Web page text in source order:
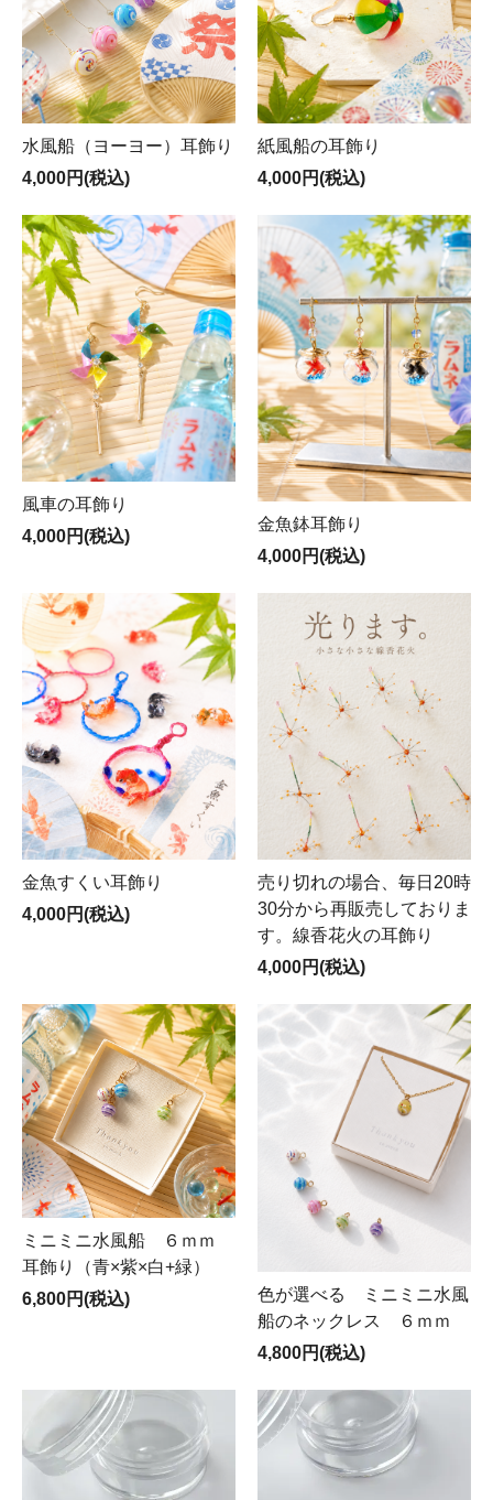
水風船（ヨーヨー）耳飾り
4,000円(税込)
紙風船の耳飾り
4,000円(税込)
風車の耳飾り
4,000円(税込)
金魚鉢耳飾り
4,000円(税込)
金魚すくい耳飾り
4,000円(税込)
売り切れの場合、毎日20時
30分から再販売しておりま
す。線香花火の耳飾り
4,000円(税込)
ミニミニ水風船 ６ｍｍ
耳飾り（青×紫×白+緑）
6,800円(税込)
色が選べる ミニミニ水風
船のネックレス ６ｍｍ
4,800円(税込)